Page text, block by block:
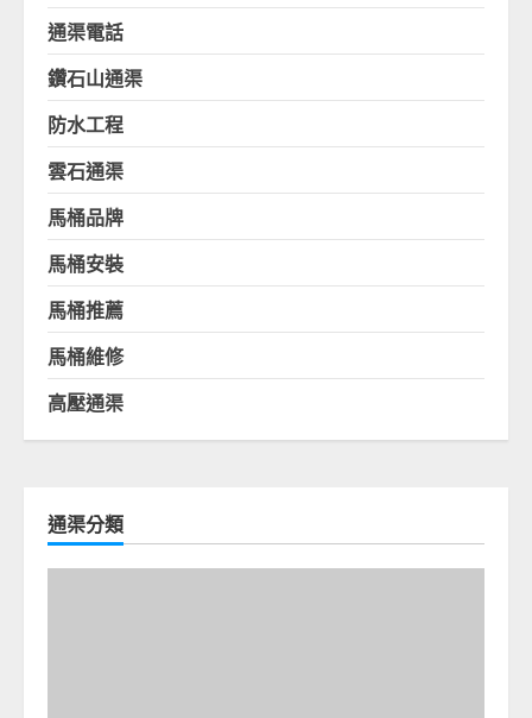
通渠電話
鑽石山通渠
防水工程
雲石通渠
馬桶品牌
馬桶安裝
馬桶推薦
馬桶維修
高壓通渠
通渠分類